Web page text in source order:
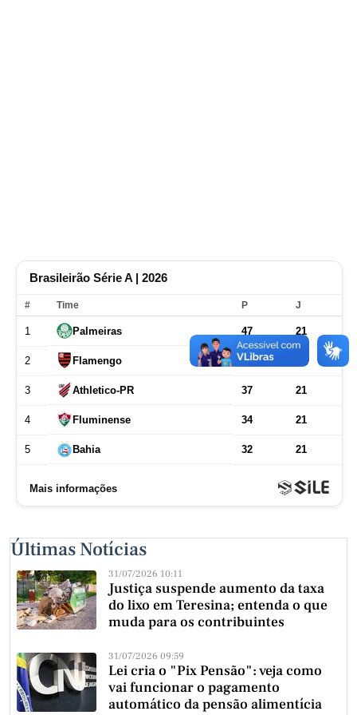
Últimas Notícias
31/07/2026 10:11
Justiça suspende aumento da taxa
do lixo em Teresina; entenda o que
muda para os contribuintes
31/07/2026 09:59
Lei cria o "Pix Pensão": veja como
vai funcionar o pagamento
automático da pensão alimentícia